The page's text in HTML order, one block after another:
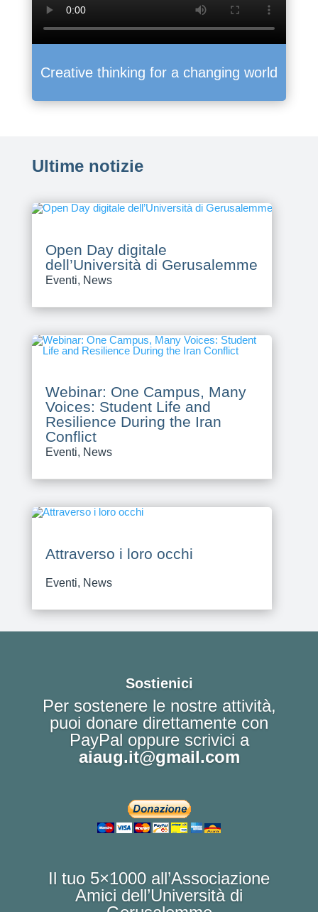
Creative thinking for a changing world
Ultime notizie
Open Day digitale
dell’Università di Gerusalemme
Eventi, News
Webinar: One Campus, Many
Voices: Student Life and
Resilience During the Iran
Conflict
Eventi, News
Attraverso i loro occhi
Eventi, News
Sostienici
Per sostenere le nostre attività,
puoi donare direttamente con
PayPal oppure scrivici a
aiaug.it@gmail.com
Il tuo 5×1000 all’Associazione
Amici dell’Università di